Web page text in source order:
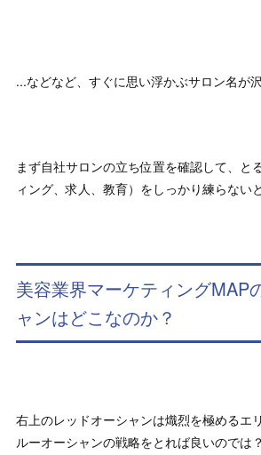
...などなど、すぐに思い浮かぶサロン名が
まず自社サロンの立ち位置を確認して、と
ィング、求人、教育）をしっかり練らない
美容業界マーケティングMAP
ャンはどこなのか？
右上のレッドオーシャンは熾烈を極めるエ
ルーオーシャンの戦略をとれば良いのでは